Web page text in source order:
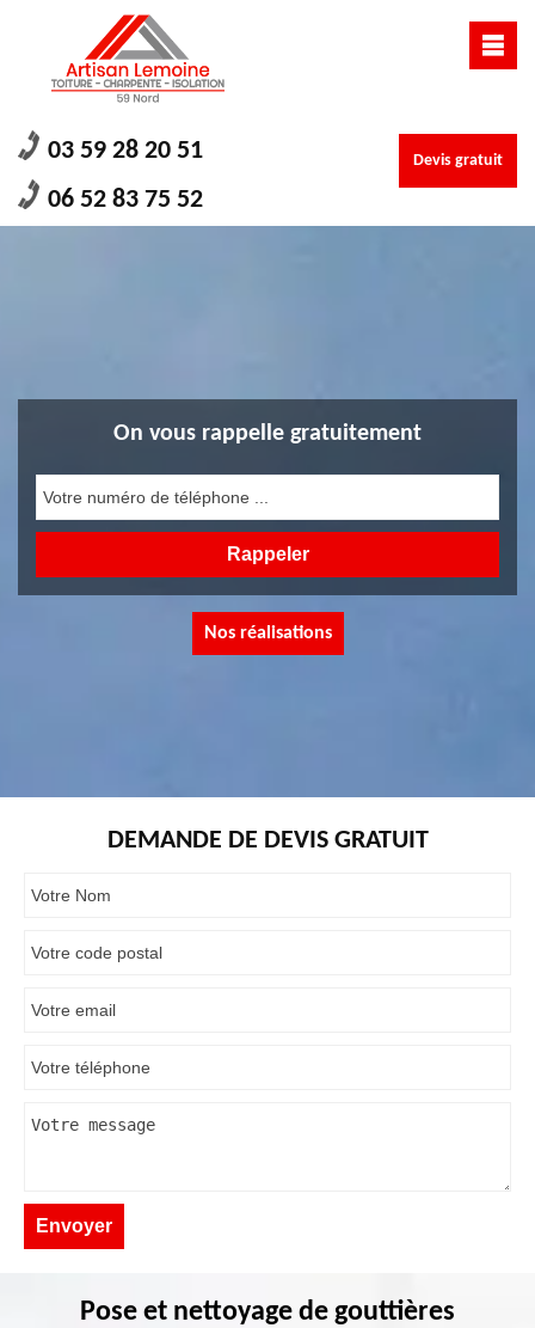
03 59 28 20 51
06 52 83 75 52
Devis gratuit
On vous rappelle gratuitement
Nos réalisations
DEMANDE DE DEVIS GRATUIT
Pose et nettoyage de gouttières